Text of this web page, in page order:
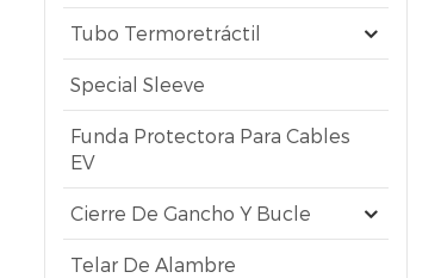
Tubo Termoretráctil
Special Sleeve
Funda Protectora Para Cables
EV
Cierre De Gancho Y Bucle
Telar De Alambre